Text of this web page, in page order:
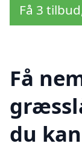
Få 3
Få
du